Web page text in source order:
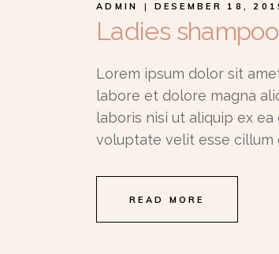
ADMIN DESEMBER 18,
Ladies shampoo
Lorem ipsum dolor sit
labore et dolore magna
laboris nisi ut aliquip ex
voluptate velit esse cillum
READ MORE